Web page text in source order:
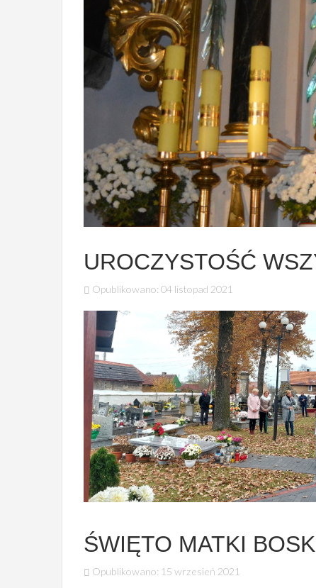
UROCZYSTOŚĆ
Opublikowano: 04 listopad 2021
ŚWIĘTO MATKI
Opublikowano: 15 wrzesień 2021